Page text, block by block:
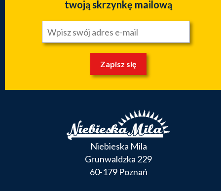
twoją skrzynkę mailową
Zapisz się
Niebieska Mila
Grunwaldzka 229
60-179 Poznań